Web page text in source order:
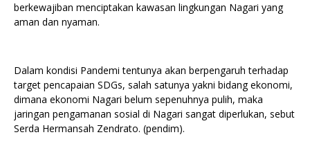
berkewajiban menciptakan kawasan lingkungan Nagari yang
aman dan nyaman.
Dalam kondisi Pandemi tentunya akan berpengaruh terhadap
target pencapaian SDGs, salah satunya yakni bidang ekonomi,
dimana ekonomi Nagari belum sepenuhnya pulih, maka
jaringan pengamanan sosial di Nagari sangat diperlukan, sebut
Serda Hermansah Zendrato. (pendim).